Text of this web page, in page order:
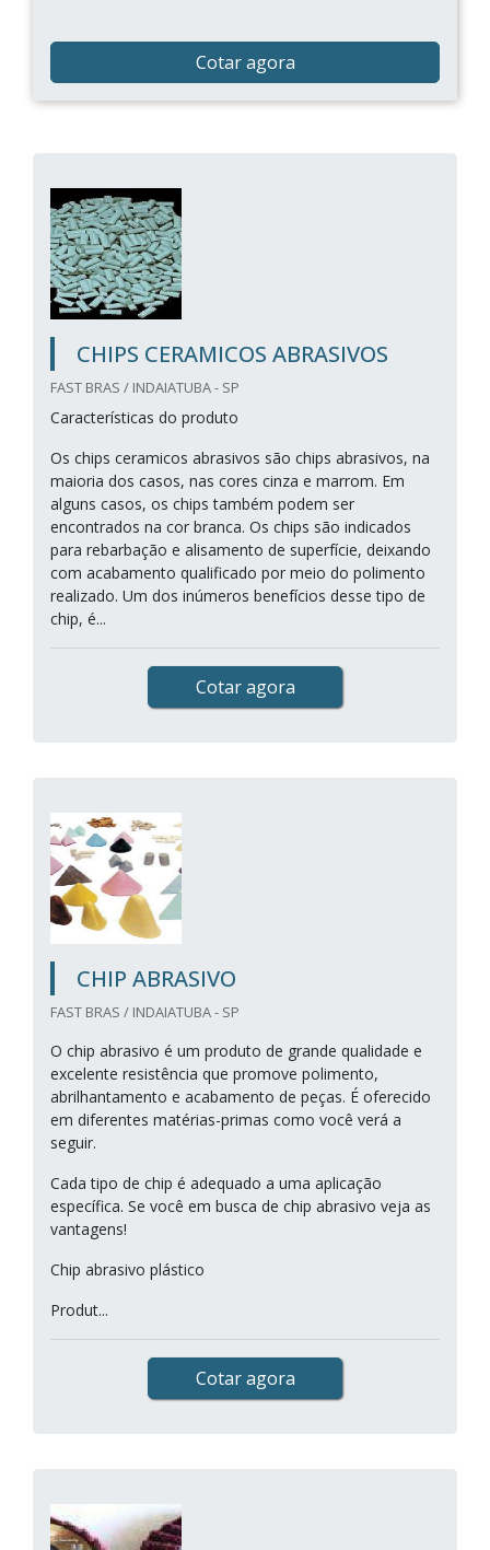
Cotar agora
CHIPS CERAMICOS ABRASIVOS
FAST BRAS / INDAIATUBA - SP
Características do produto
Os chips ceramicos abrasivos são chips abrasivos, na
maioria dos casos, nas cores cinza e marrom. Em
alguns casos, os chips também podem ser
encontrados na cor branca. Os chips são indicados
para rebarbação e alisamento de superfície, deixando
com acabamento qualificado por meio do polimento
realizado. Um dos inúmeros benefícios desse tipo de
chip, é...
Cotar agora
CHIP ABRASIVO
FAST BRAS / INDAIATUBA - SP
O chip abrasivo é um produto de grande qualidade e
excelente resistência que promove polimento,
abrilhantamento e acabamento de peças. É oferecido
em diferentes matérias-primas como você verá a
seguir.
Cada tipo de chip é adequado a uma aplicação
específica. Se você em busca de chip abrasivo veja as
vantagens!
Chip abrasivo plástico
Produt...
Cotar agora